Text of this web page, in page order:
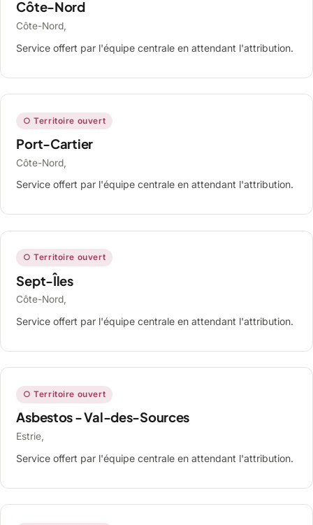
Côte-Nord
Côte-Nord,
Service offert par l'équipe centrale en attendant l'attribution.
○ Territoire ouvert
Port-Cartier
Côte-Nord,
Service offert par l'équipe centrale en attendant l'attribution.
○ Territoire ouvert
Sept-Îles
Côte-Nord,
Service offert par l'équipe centrale en attendant l'attribution.
○ Territoire ouvert
Asbestos - Val-des-Sources
Estrie,
Service offert par l'équipe centrale en attendant l'attribution.